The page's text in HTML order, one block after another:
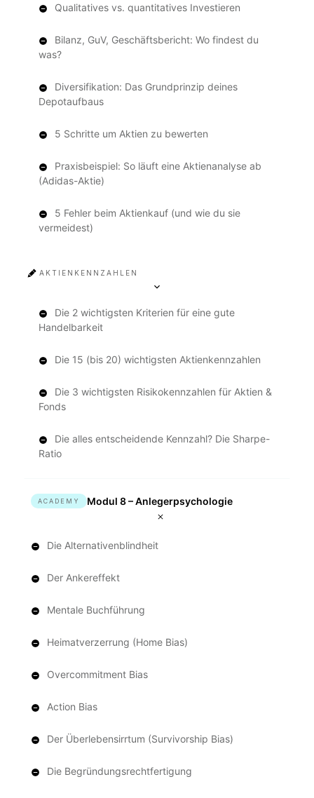
Qualitatives vs. quantitatives Investieren
Bilanz, GuV, Geschäftsbericht: Wo findest du
was?
Diversifikation: Das Grundprinzip deines
Depotaufbaus
5 Schritte um Aktien zu bewerten
Praxisbeispiel: So läuft eine Aktienanalyse ab
(Adidas-Aktie)
5 Fehler beim Aktienkauf (und wie du sie
vermeidest)
AKTIENKENNZAHLEN
Die 2 wichtigsten Kriterien für eine gute
Handelbarkeit
Die 15 (bis 20) wichtigsten Aktienkennzahlen
Die 3 wichtigsten Risikokennzahlen für Aktien &
Fonds
Die alles entscheidende Kennzahl? Die Sharpe-
Ratio
ACADEMY Modul 8 – Anlegerpsychologie
Die Alternativenblindheit
Der Ankereffekt
Mentale Buchführung
Heimatverzerrung (Home Bias)
Overcommitment Bias
Action Bias
Der Überlebensirrtum (Survivorship Bias)
Die Begründungsrechtfertigung